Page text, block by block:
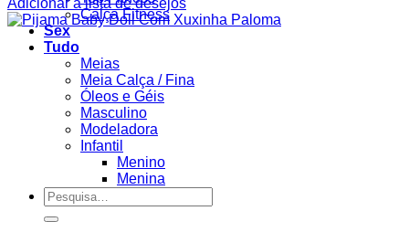
Calça Fitness
Sex
Tudo
Meias
Meia Calça / Fina
Óleos e Géis
Masculino
Modeladora
Infantil
Menino
Menina
Pesquisar
por:
Adicionar à lista de desejos